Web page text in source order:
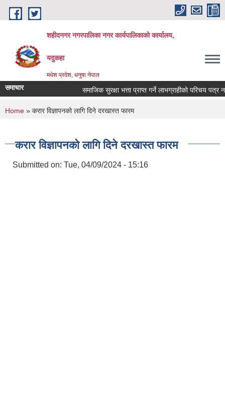
Skip to main content
शहीदनगर नगरपालिका नगर कार्यपालिकाको कार्यालय,
यदुकहा
मधेश प्रदेश, धनुषा नेपाल
समाचार समाजिक सुरक्षा भत्ता प्राप्त गर्ने लाभग्राहीको परिचय पत्र
You are here
Home » करार विज्ञापनको लागि दिने दरखास्त फारम
करार विज्ञापनको लागि दिने दरखास्त फारम
Submitted on: Tue, 04/09/2024 - 15:16